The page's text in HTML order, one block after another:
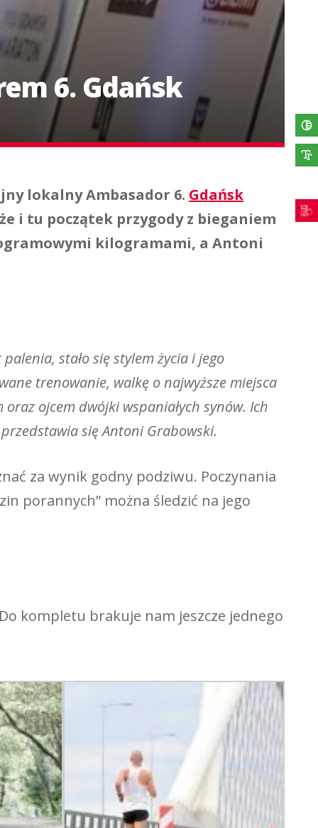
6. Gdańsk
lokalny Ambasador 6. Gdańsk
i tu początek przygody z bieganiem
kilogramami, a Antoni
stało się stylem życia i jego
trenowanie, walkę o najwyższe miejsca
ojcem dwójki wspaniałych synów. Ich
się Antoni Grabowski.
za wynik godny podziwu. Poczynania
porannych” można śledzić na jego
kompletu brakuje nam jeszcze jednego